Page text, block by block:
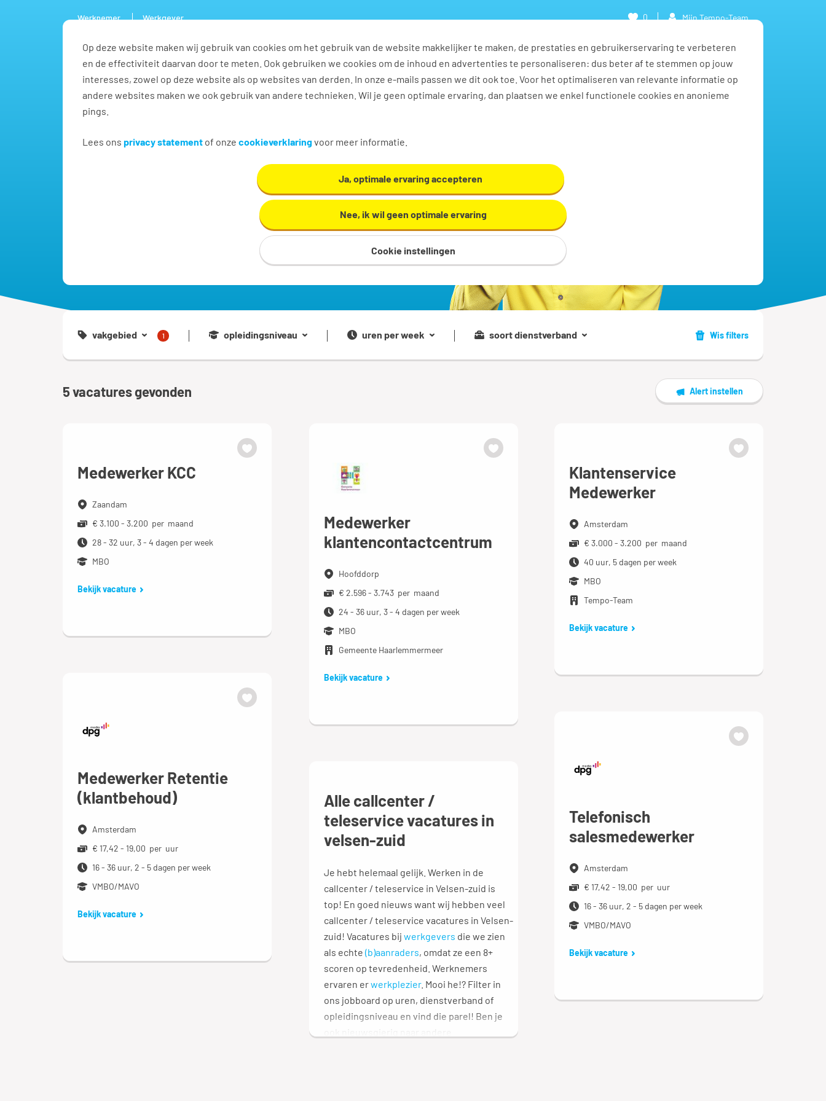
Op deze website maken wij gebruik van cookies om het gebruik van de website makkelijker te maken, de prestaties en gebruikerservaring te verbeteren
en de effectiviteit daarvan door te meten. Ook gebruiken we cookies om de inhoud en advertenties te personaliseren: dus beter af te stemmen op jouw
interesses, zowel op deze website als op websites van derden. In onze e-mails passen we dit ook toe. Voor het optimaliseren van relevante informatie op
andere websites maken we ook gebruik van andere technieken. Wil je geen optimale ervaring, dan plaatsen we enkel functionele cookies en anonieme
pings.
Lees ons privacy statement of onze cookieverklaringvoor meer informatie.
Ja, optimale ervaring accepteren
Nee, ik wil geen optimale ervaring
Cookie instellingen
Werknemer Werkgever
Vacatures Ontwikkel jezelf Werkplezier Contact
0 Mijn Tempo-Team
Callcenter / teleservice vacatures in Velsen-zuid
Vind hier dé perfecte vacature voor Callcenter / teleservice. Oh en... we helpen je graag een handje in
vakgebied 1 opleidingsniveau uren per week soort dienstverband Wis filters
5vacatures gevonden Alert instellen
Medewerker KCC
Zaandam
€ 3.100 - 3.200 per maand
28 - 32 uur, 3 - 4 dagen per week
MBO
Bekijk vacature
Medewerker
klantencontactcentrum
Hoofddorp
€ 2.596 - 3.743 per maand
24 - 36 uur, 3 - 4 dagen per week
MBO
Gemeente Haarlemmermeer
Bekijk vacature
Klantenservice
Medewerker
Amsterdam
€ 3.000 - 3.200 per maand
40 uur, 5 dagen per week
MBO
Tempo-Team
Bekijk vacature
Medewerker Retentie
(klantbehoud)
Amsterdam
€ 17,42 - 19,00 per uur
16 - 36 uur, 2 - 5 dagen per week
VMBO/MAVO
Bekijk vacature
Telefonisch
salesmedewerker
Amsterdam
€ 17,42 - 19,00 per uur
16 - 36 uur, 2 - 5 dagen per week
VMBO/MAVO
Bekijk vacature
Alle callcenter /
teleservice vacatures in
velsen-zuid
Je hebt helemaal gelijk. Werken in de
callcenter / teleservice in Velsen-zuid is
top! En goed nieuws want wij hebben veel
callcenter / teleservice vacatures in Velsen-
zuid! Vacatures bijwerkgevers die we zien
als echte(b)aanraders, omdat ze een 8+
scoren op tevredenheid. Werknemers
ervaren erwerkplezier. Mooi he!? Filter in
ons jobboard op uren, dienstverband of
opleidingsniveau en vind die parel! Ben je